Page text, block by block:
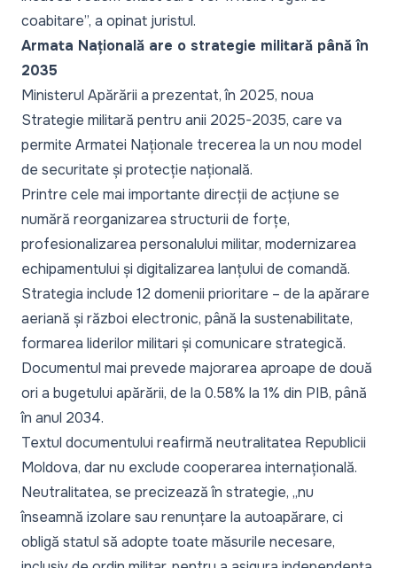
coabitare”, a opinat juristul.
Armata Națională are o strategie militară până în
2035
Ministerul Apărării a prezentat, în 2025, noua
Strategie militară pentru anii 2025-2035, care va
permite Armatei Naționale trecerea la un nou model
de securitate și protecție națională.
Printre cele mai importante direcții de acțiune se
numără reorganizarea structurii de forțe,
profesionalizarea personalului militar, modernizarea
echipamentului și digitalizarea lanțului de comandă.
Strategia include 12 domenii prioritare – de la apărare
aeriană și război electronic, până la sustenabilitate,
formarea liderilor militari și comunicare strategică.
Documentul mai prevede majorarea aproape de două
ori a bugetului apărării, de la 0.58% la 1% din PIB, până
în anul 2034.
Textul documentului reafirmă neutralitatea Republicii
Moldova, dar nu exclude cooperarea internațională.
Neutralitatea, se precizează în strategie, „nu
înseamnă izolare sau renunțare la autoapărare, ci
obligă statul să adopte toate măsurile necesare,